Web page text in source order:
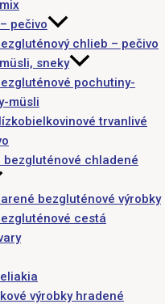
pečivo
chlieb – pečivo
sneky
pochutiny-
müsli
trvanlivé
bezgluténové chladené
bezgluténové výrobky
cestá
výrobky hradené